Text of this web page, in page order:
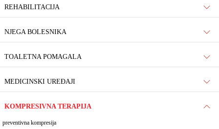
REHABILITACIJA
NJEGA BOLESNIKA
TOALETNA POMAGALA
MEDICINSKI UREĐAJI
KOMPRESIVNA TERAPIJA
preventivna kompresija